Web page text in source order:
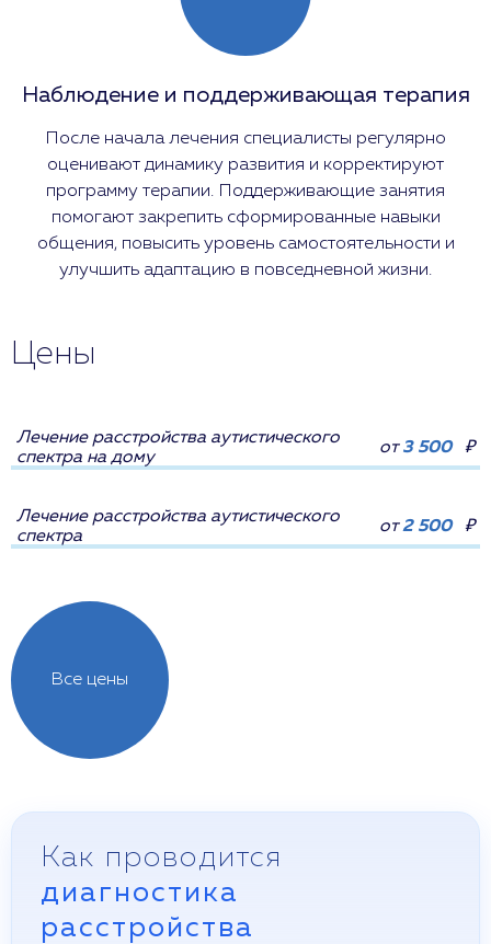
Наблюдение и поддерживающая терапия
После начала лечения специалисты регулярно
оценивают динамику развития и корректируют
программу терапии. Поддерживающие занятия
помогают закрепить сформированные навыки
общения, повысить уровень самостоятельности и
улучшить адаптацию в повседневной жизни.
Цены
Все цены
Лечение расстройства аутистического
спектра на дому
от3 500 ₽
Лечение расстройства аутистического
спектра
от2 500 ₽
Как проводится
диагностика
расстройства